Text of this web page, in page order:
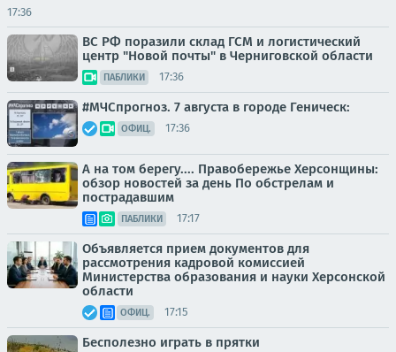
17:36
ВС РФ поразили склад ГСМ и логистический
центр "Новой почты" в Черниговской области
ПАБЛИКИ 17:36
#МЧСпрогноз. 7 августа в городе Геническ:
ОФИЦ. 17:36
А на том берегу.... Правобережье Херсонщины:
обзор новостей за день По обстрелам и
пострадавшим
ПАБЛИКИ 17:17
Объявляется прием документов для
рассмотрения кадровой комиссией
Министерства образования и науки Херсонской
области
ОФИЦ. 17:15
Бесполезно играть в прятки